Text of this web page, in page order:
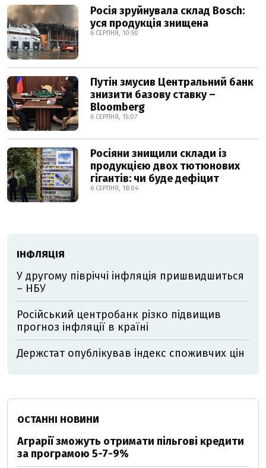
Росія зруйнувала склад Bosch:
уся продукція знищена
6 СЕРПНЯ, 10:50
Путін змусив Центральний банк
знизити базову ставку –
Bloomberg
6 СЕРПНЯ, 15:07
Росіяни знищили склади із
продукцією двох тютюнових
гігантів: чи буде дефіцит
6 СЕРПНЯ, 18:04
ІНФЛЯЦІЯ
У другому півріччі інфляція пришвидшиться
– НБУ
Російський центробанк різко підвищив
прогноз інфляції в країні
Держстат опублікував індекс споживчих цін
ОСТАННІ НОВИНИ
Аграрії зможуть отримати пільгові кредити
за програмою 5-7-9%